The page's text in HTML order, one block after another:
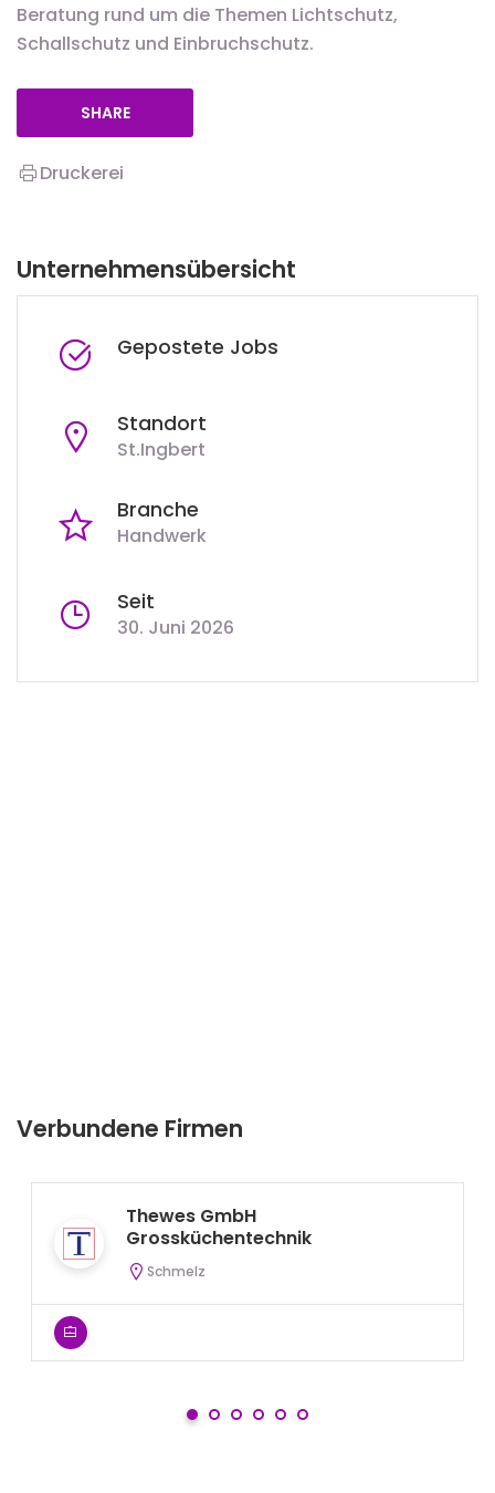
Beratung rund um die Themen Lichtschutz,
Schallschutz und Einbruchschutz.
SHARE
Druckerei
Unternehmensübersicht
Gepostete Jobs
Standort
St.Ingbert
Branche
Handwerk
Seit
30. Juni 2026
Verbundene Firmen
Thewes GmbH
Grossküchentechnik
Schmelz